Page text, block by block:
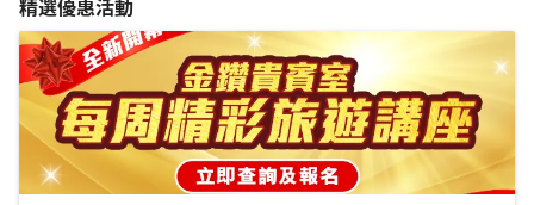
精選優惠活動